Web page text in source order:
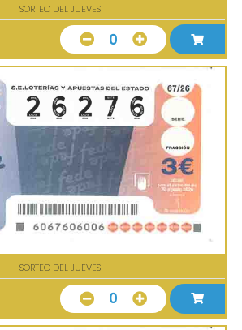
SORTEO DEL JUEVES
0
SORTEO DEL JUEVES
0